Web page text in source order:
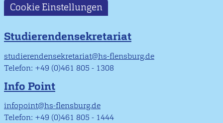
Cookie Einstellungen
Studierendensekretariat
studierendensekretariat@hs-flensburg.de
Telefon: +49 (0)461 805 - 1308
Info Point
infopoint@hs-flensburg.de
Telefon: +49 (0)461 805 - 1444